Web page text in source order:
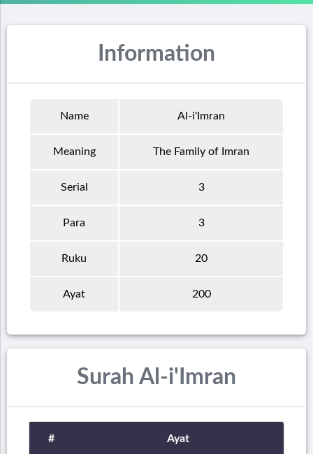
Information
Name Al-i'Imran
Meaning The Family of Imran
Serial 3
Para 3
Ruku 20
Ayat 200
Surah Al-i'Imran
# Ayat